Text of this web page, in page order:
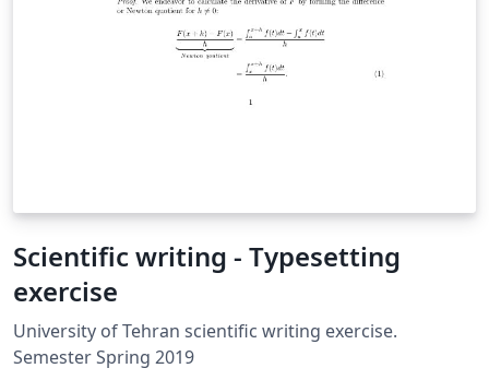
Scientific writing - Typesetting
exercise
University of Tehran scientific writing exercise.
Semester Spring 2019